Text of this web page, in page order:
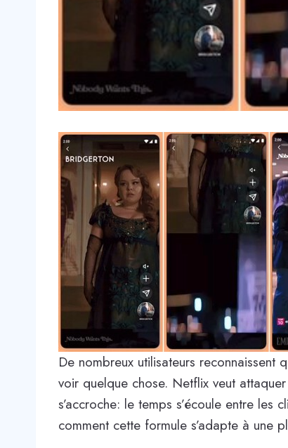
De nombreux utilisateurs
voir quelque chose. Netflix veut
s’accroche: le temps s’écoule entre
comment cette formule s’adapte à une